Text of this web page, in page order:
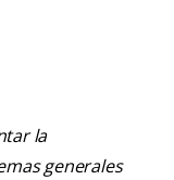
la
generales